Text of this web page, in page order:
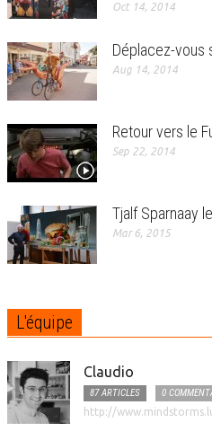
Oct 14, 2014
Déplacez-vous
Aug 14, 2014
Retour vers le
Sep 22, 2014
Tjalf Sparnaay
Mar 6, 2015
L'équipe
Claudio
87 ARTICLES
0
http://